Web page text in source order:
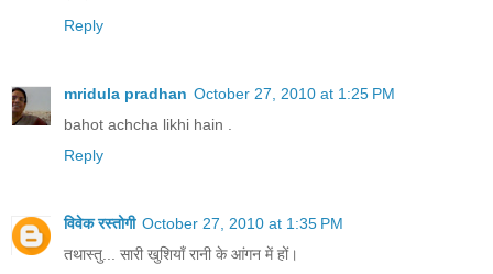
Reply
mridula pradhan October 27, 2010 at 1:25 PM
bahot achcha likhi hain .
Reply
विवेक रस्तोगी October 27, 2010 at 1:35 PM
तथास्तु... सारी खुशियाँ रानी के आंगन में हों।